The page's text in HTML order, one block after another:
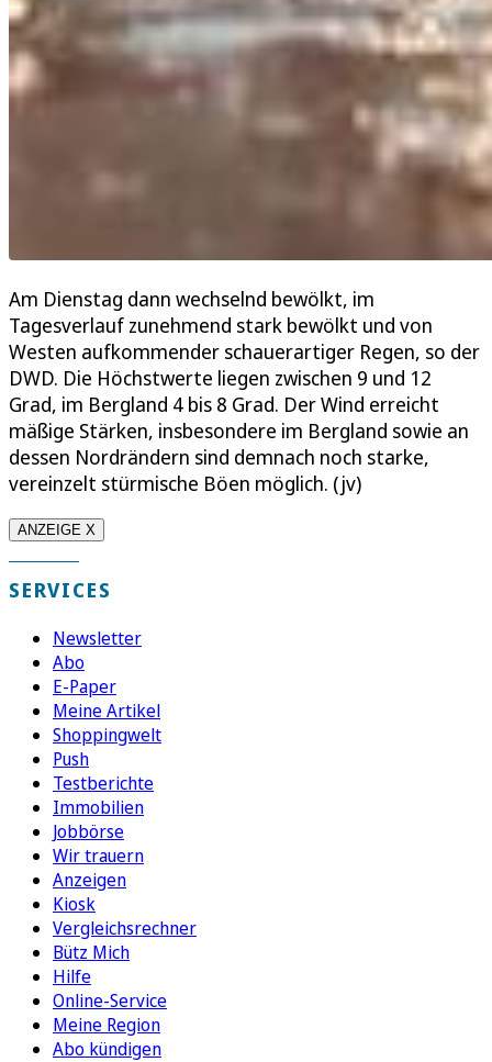
Am Dienstag dann wechselnd bewölkt, im
Tagesverlauf zunehmend stark bewölkt und von
Westen aufkommender schauerartiger Regen, so der
DWD. Die Höchstwerte liegen zwischen 9 und 12
Grad, im Bergland 4 bis 8 Grad. Der Wind erreicht
mäßige Stärken, insbesondere im Bergland sowie an
dessen Nordrändern sind demnach noch starke,
vereinzelt stürmische Böen möglich. (jv)
ANZEIGE X
SERVICES
Newsletter
Abo
E-Paper
Meine Artikel
Shoppingwelt
Push
Testberichte
Immobilien
Jobbörse
Wir trauern
Anzeigen
Kiosk
Vergleichsrechner
Bütz Mich
Hilfe
Online-Service
Meine Region
Abo kündigen